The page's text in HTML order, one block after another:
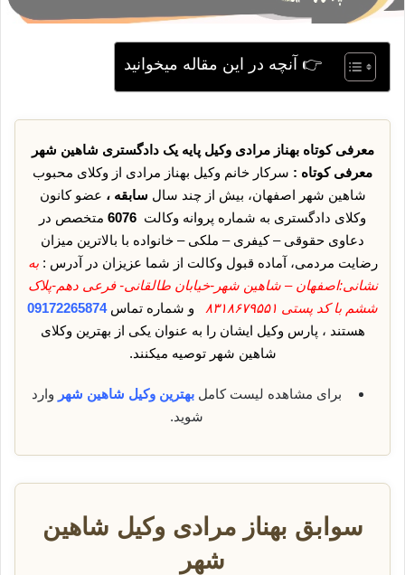
👉 آنچه در این مقاله میخوانید
معرفی کوتاه بهناز مرادی وکیل پایه یک دادگستری شاهین شهر
معرفی کوتاه : سرکار خانم وکیل بهناز مرادی از وکلای محبوب
شاهین شهر اصفهان، بیش از چند سال سابقه ، عضو کانون
وکلای دادگستری به شماره پروانه وکالت 6076 متخصص در
دعاوی حقوقی – کیفری – ملکی – خانواده با بالاترین میزان
رضایت مردمی، آماده قبول وکالت از شما عزیزان در آدرس :به
نشانی:اصفهان – شاهین شهر-خیابان طالقانی- فرعی دهم-پلاک
ششم با کد پستی ۸۳۱۸۶۷۹۵۵۱
و شماره تماس09172265874
هستند ، پارس وکیل ایشان را به عنوان یکی از بهترین وکلای
شاهین شهر توصیه میکنند.
برای مشاهده لیست کامل بهترین وکیل شاهین شهر وارد
شوید.
سوابق بهناز مرادی وکیل شاهین
شهر